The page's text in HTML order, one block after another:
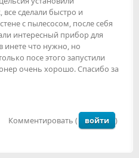
все сделали быстро и
с пылесосом, после себя
интересный прибор для
инете что нужно, но
посе этого запустили
очень хорошо. Спасибо за
Комментировать ( войти )